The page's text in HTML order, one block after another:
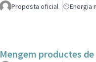
Proposta oficial Energia
Mengem productes